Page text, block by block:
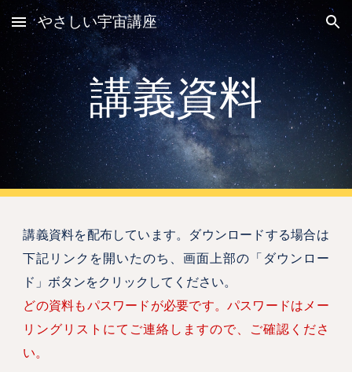
Skip to main content Skip to navigation
やさしい宇宙講座
講義資料
講義資料を配布しています。ダウンロードする場合は
下記リンクを開いたのち、画面上部の「ダウンロー
ド」ボタンをクリックしてください。
どの資料もパスワードが必要です。パスワードはメー
リングリストにてご連絡しますので、ご確認くださ
い。